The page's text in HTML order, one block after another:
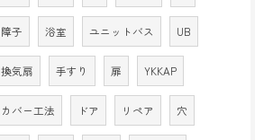
障子 浴室 ユニットバス UB
換気扇 手すり 扉 YKKAP
カバー工法 ドア リペア 穴